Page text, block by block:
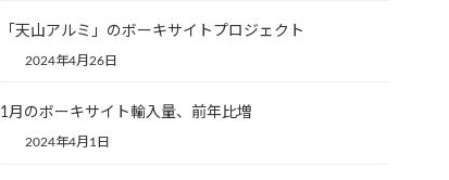
「天山アルミ」のボーキサイトプロジェクト
2024年4月26日
1月のボーキサイト輸入量、前年比増
2024年4月1日